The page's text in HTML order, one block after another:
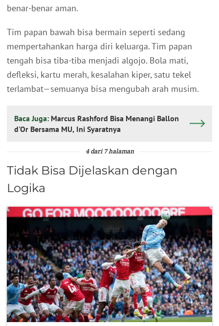
benar-benar aman.
Tim papan bawah bisa bermain seperti sedang
mempertahankan harga diri keluarga. Tim papan
tengah bisa tiba-tiba menjadi algojo. Bola mati,
defleksi, kartu merah, kesalahan kiper, satu tekel
terlambat—semuanya bisa mengubah arah musim.
Baca Juga: Marcus Rashford Bisa Menangi Ballon
d'Or Bersama MU, Ini Syaratnya
4 dari 7 halaman
Tidak Bisa Dijelaskan dengan
Logika